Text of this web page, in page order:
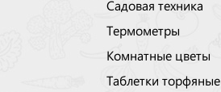
Садовая техника
Термометры
Комнатные цветы
Таблетки торфяные